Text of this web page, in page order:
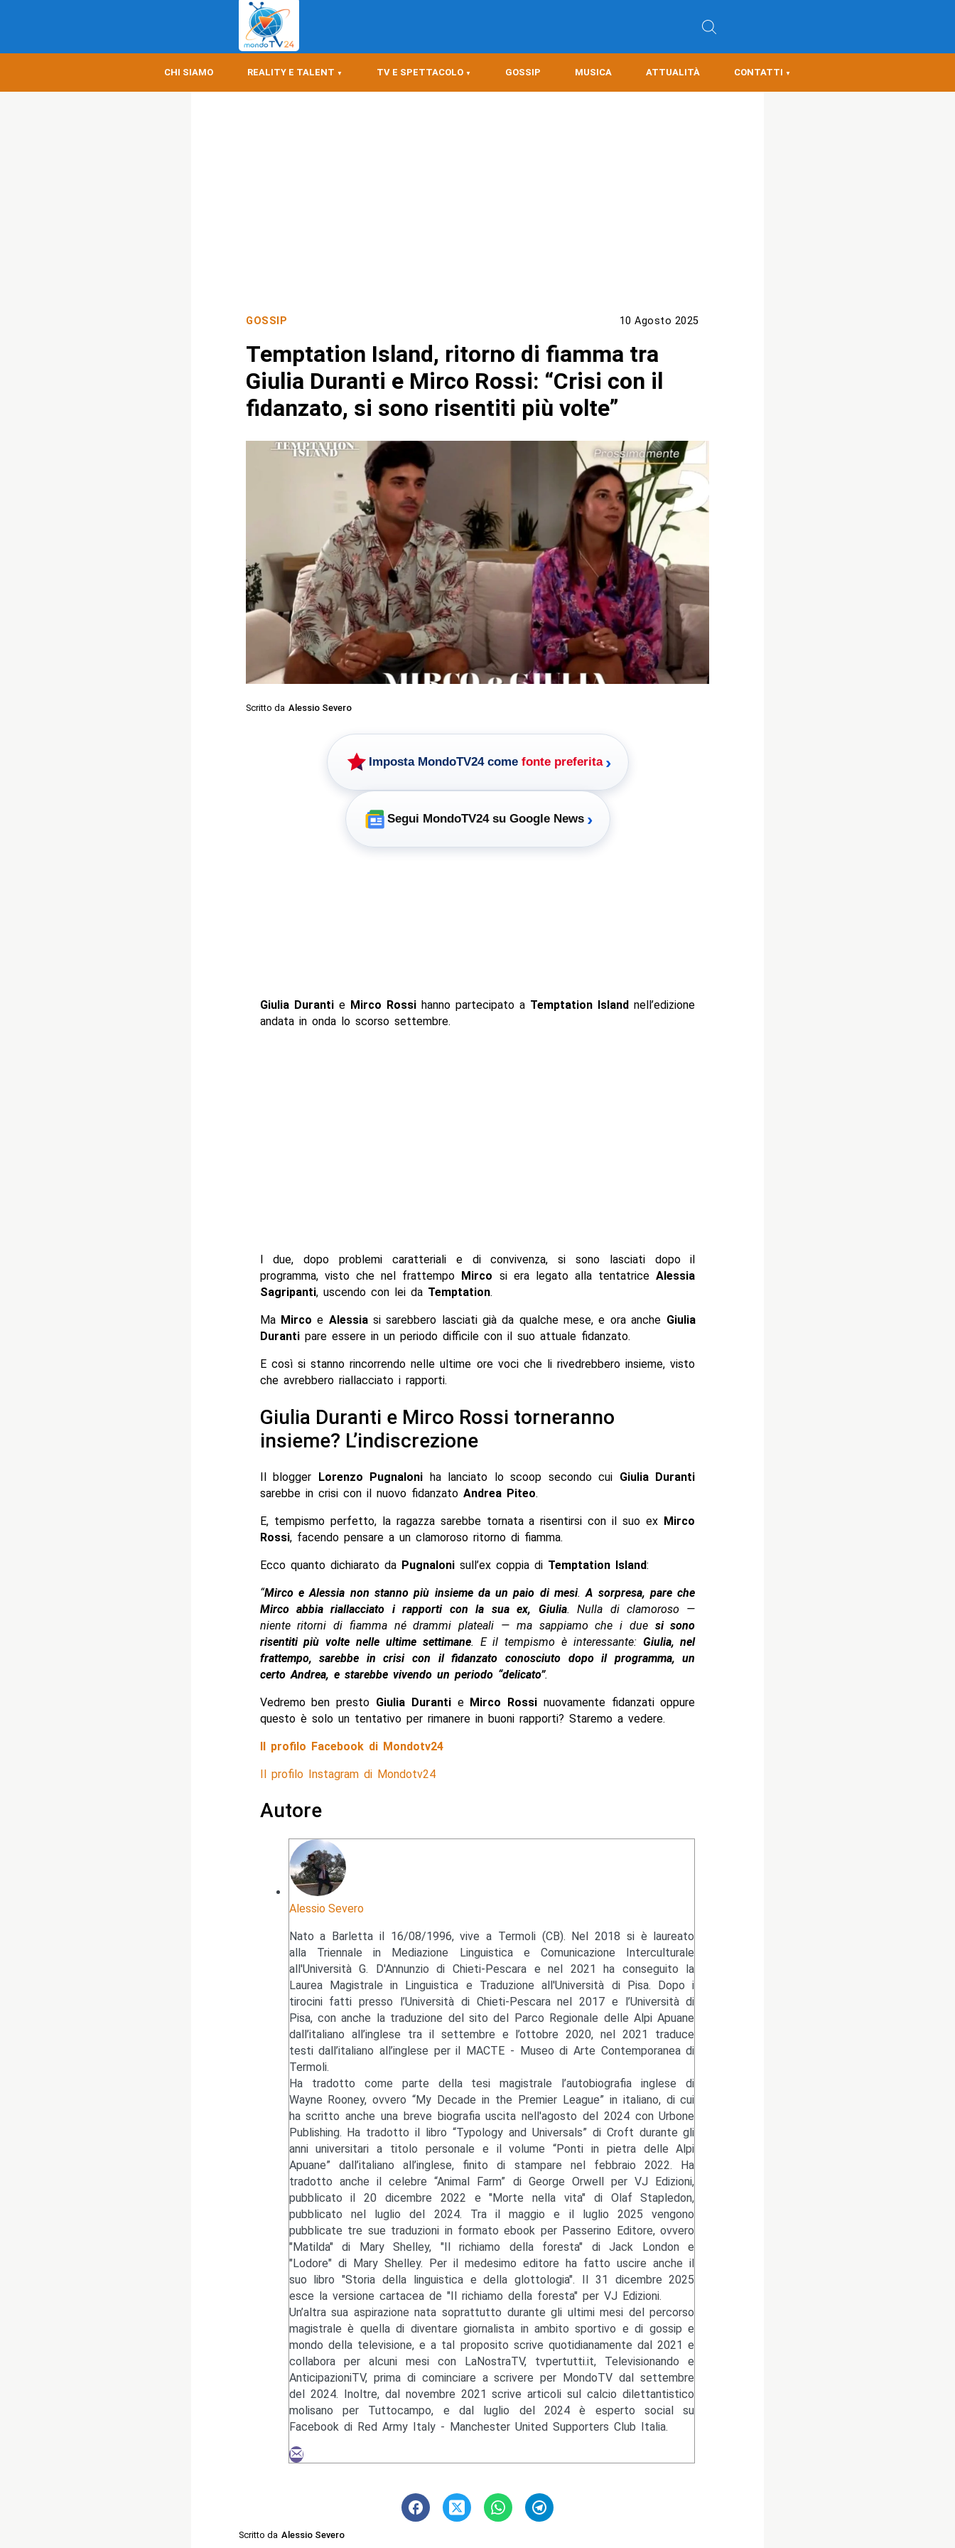
CHI SIAMO REALITY E TALENT TV E SPETTACOLO GOSSIP MUSICA ATTUALITÀ CONTATTI
GOSSIP 10 Agosto 2025
Temptation Island, ritorno di fiamma tra
Giulia Duranti e Mirco Rossi: “Crisi con il
fidanzato, si sono risentiti più volte”
Scritto da Alessio Severo
Imposta MondoTV24 come fonte preferita ›
Segui MondoTV24 su Google News ›
Giulia Durantie Mirco Rossihanno partecipato a Temptation Island nell’edizione
andata in onda lo scorso settembre.
I due, dopo problemi caratteriali e di convivenza, si sono lasciati dopo il
programma, visto che nel frattempo
Mirco si era legato alla tentatriceAlessia
Sagripanti, uscendo con lei da Temptation.
Ma Mircoe Alessia si sarebbero lasciati già da qualche mese, e ora anche Giulia
Durantipare essere in un periodo difficile con il suo attuale fidanzato.
E così si stanno rincorrendo nelle ultime ore voci che li rivedrebbero insieme, visto
che avrebbero riallacciato i rapporti.
Giulia Duranti e Mirco Rossi torneranno
insieme? L’indiscrezione
Il blogger Lorenzo Pugnaloni ha lanciato lo scoop secondo cui Giulia Duranti
sarebbe in crisi con il nuovo fidanzato Andrea Piteo.
E, tempismo perfetto, la ragazza sarebbe tornata a risentirsi con il suo ex Mirco
Rossi, facendo pensare a un clamoroso ritorno di fiamma.
Ecco quanto dichiarato da Pugnalonisull’ex coppia di Temptation Island:
“Mirco e Alessia non stanno più insieme da un paio di mesi.A sorpresa, pare che
Mirco abbia riallacciato i rapporti con la sua ex, Giulia. Nulla di clamoroso —
niente ritorni di fiamma né drammi plateali — ma sappiamo che i duesi sono
risentiti più volte nelle ultime settimane. E il tempismo è interessante: Giulia, nel
frattempo, sarebbe in crisi con il fidanzato conosciuto dopo il programma, un
certo Andrea, e starebbe vivendo un periodo “delicato”.
Vedremo ben presto Giulia Durantie Mirco Rossi nuovamente fidanzati oppure
questo è solo un tentativo per rimanere in buoni rapporti? Staremo a vedere.
Il profilo Facebook di Mondotv24
Il profilo Instagram di Mondotv24
Autore
Alessio Severo
Nato a Barletta il 16/08/1996, vive a Termoli (CB). Nel 2018 si è laureato
alla Triennale in Mediazione Linguistica e Comunicazione Interculturale
all'Università G. D'Annunzio di Chieti-Pescara e nel 2021 ha conseguito la
Laurea Magistrale in Linguistica e Traduzione all'Università di Pisa. Dopo i
tirocini fatti presso l’Università di Chieti-Pescara nel 2017 e l’Università di
Pisa, con anche la traduzione del sito del Parco Regionale delle Alpi Apuane
dall’italiano all’inglese tra il settembre e l’ottobre 2020, nel 2021 traduce
testi dall’italiano all’inglese per il MACTE - Museo di Arte Contemporanea di
Termoli.
Ha tradotto come parte della tesi magistrale l’autobiografia inglese di
Wayne Rooney, ovvero “My Decade in the Premier League” in italiano, di cui
ha scritto anche una breve biografia uscita nell'agosto del 2024 con Urbone
Publishing. Ha tradotto il libro “Typology and Universals” di Croft durante gli
anni universitari a titolo personale e il volume “Ponti in pietra delle Alpi
Apuane” dall’italiano all’inglese, finito di stampare nel febbraio 2022. Ha
tradotto anche il celebre “Animal Farm” di George Orwell per VJ Edizioni,
pubblicato il 20 dicembre 2022 e "Morte nella vita" di Olaf Stapledon,
pubblicato nel luglio del 2024. Tra il maggio e il luglio 2025 vengono
pubblicate tre sue traduzioni in formato ebook per Passerino Editore, ovvero
"Matilda" di Mary Shelley, "Il richiamo della foresta" di Jack London e
"Lodore" di Mary Shelley. Per il medesimo editore ha fatto uscire anche il
suo libro "Storia della linguistica e della glottologia". Il 31 dicembre 2025
esce la versione cartacea de "Il richiamo della foresta" per VJ Edizioni.
Un’altra sua aspirazione nata soprattutto durante gli ultimi mesi del percorso
magistrale è quella di diventare giornalista in ambito sportivo e di gossip e
mondo della televisione, e a tal proposito scrive quotidianamente dal 2021 e
collabora per alcuni mesi con LaNostraTV, tvpertutti.it, Televisionando e
AnticipazioniTV, prima di cominciare a scrivere per MondoTV dal settembre
del 2024. Inoltre, dal novembre 2021 scrive articoli sul calcio dilettantistico
molisano per Tuttocampo, e dal luglio del 2024 è esperto social su
Facebook di Red Army Italy - Manchester United Supporters Club Italia.
Scritto da Alessio Severo